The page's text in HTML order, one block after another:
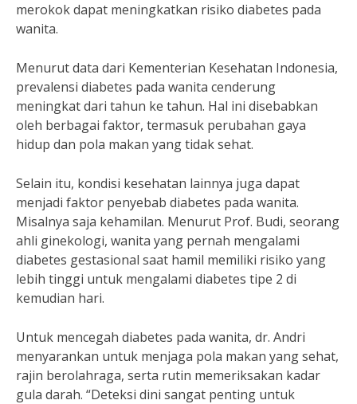
merokok dapat meningkatkan risiko diabetes pada
wanita.
Menurut data dari Kementerian Kesehatan Indonesia,
prevalensi diabetes pada wanita cenderung
meningkat dari tahun ke tahun. Hal ini disebabkan
oleh berbagai faktor, termasuk perubahan gaya
hidup dan pola makan yang tidak sehat.
Selain itu, kondisi kesehatan lainnya juga dapat
menjadi faktor penyebab diabetes pada wanita.
Misalnya saja kehamilan. Menurut Prof. Budi, seorang
ahli ginekologi, wanita yang pernah mengalami
diabetes gestasional saat hamil memiliki risiko yang
lebih tinggi untuk mengalami diabetes tipe 2 di
kemudian hari.
Untuk mencegah diabetes pada wanita, dr. Andri
menyarankan untuk menjaga pola makan yang sehat,
rajin berolahraga, serta rutin memeriksakan kadar
gula darah. “Deteksi dini sangat penting untuk